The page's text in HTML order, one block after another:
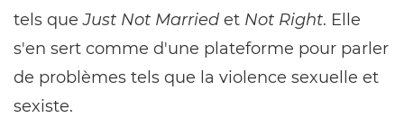
tels queJust Not Married et Not Right. Elle
s'en sert comme d'une plateforme pour parler
de problèmes tels que la violence sexuelle et
sexiste.